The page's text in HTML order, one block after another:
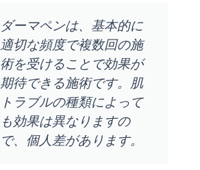
ダーマペンは、基本的に
適切な頻度で複数回の施
術を受けることで効果が
期待できる施術です。肌
トラブルの種類によって
も効果は異なりますの
で、個人差があります。